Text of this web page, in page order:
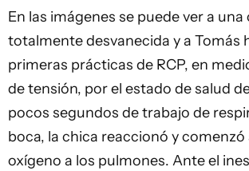
En las imágenes se puede ver a una
totalmente desvanecida y a Tomás
primeras prácticas de RCP, en
de tensión, por el estado de salud
pocos segundos de trabajo de
boca, la chica reaccionó y comenzó
oxígeno a los pulmones. Ante el